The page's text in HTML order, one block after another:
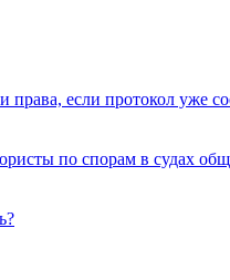
если протокол уже
по спорам в судах